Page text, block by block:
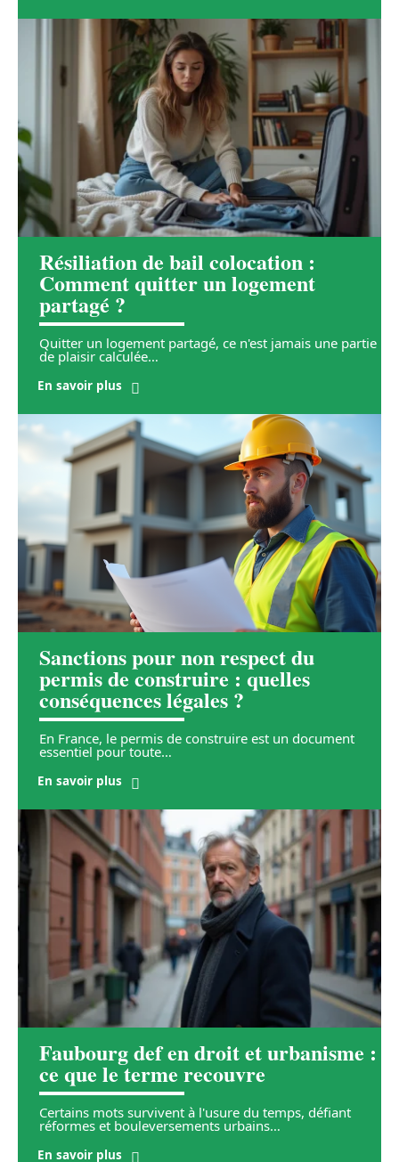
Résiliation de bail colocation :
Comment quitter un logement
partagé ?
Quitter un logement partagé, ce n'est jamais une partie
de plaisir calculée…
En savoir plus
Sanctions pour non respect du
permis de construire : quelles
conséquences légales ?
En France, le permis de construire est un document
essentiel pour toute…
En savoir plus
Faubourg def en droit et urbanisme :
ce que le terme recouvre
Certains mots survivent à l'usure du temps, défiant
réformes et bouleversements urbains…
En savoir plus